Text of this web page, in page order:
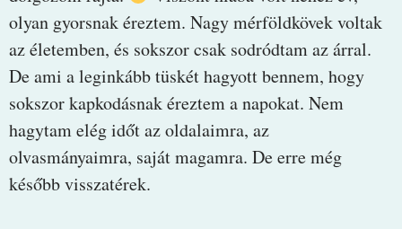
olyan gyorsnak éreztem. Nagy mérföldkövek voltak
az életemben, és sokszor csak sodródtam az árral.
De ami a leginkább tüskét hagyott bennem, hogy
sokszor kapkodásnak éreztem a napokat. Nem
hagytam elég időt az oldalaimra, az
olvasmányaimra, saját magamra. De erre még
később visszatérek.